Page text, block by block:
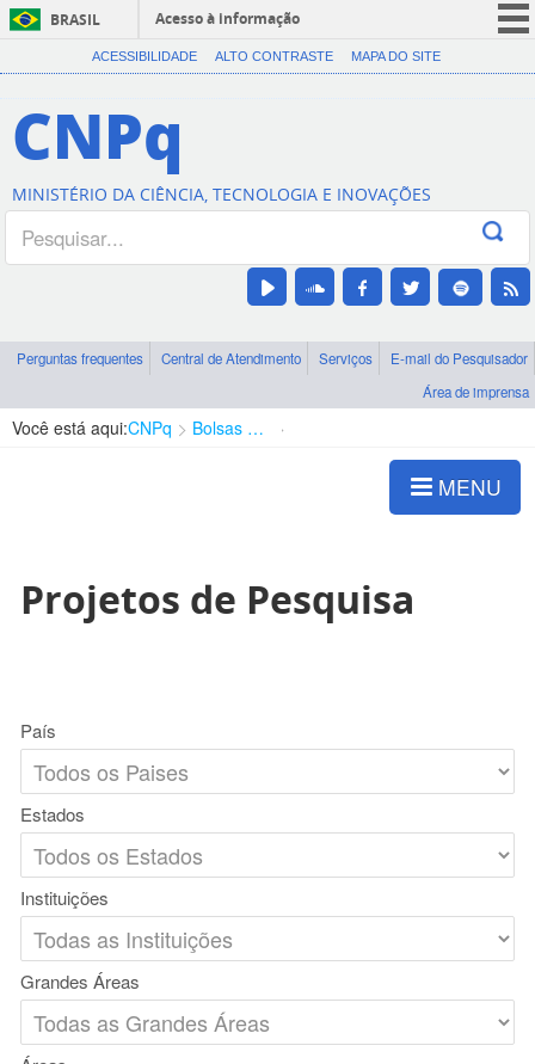
BRASIL
Acesso à informação
CORONAVÍRUS (COVID-19)
Canais
ACESSIBILIDADE ALTO CONTRASTE MAPA DO SITE
CNPq
MINISTÉRIO DA CIÊNCIA, TECNOLOGIA E INOVAÇÕES
Perguntas frequentes Central de Atendimento Serviços
E-mail do Pesquisador
Área de imprensa
Você está aqui:CNPq Bolsas e Auxílios Vigentes
MENU
Projetos de Pesquisa
País
Estados
Instituições
Grandes Áreas